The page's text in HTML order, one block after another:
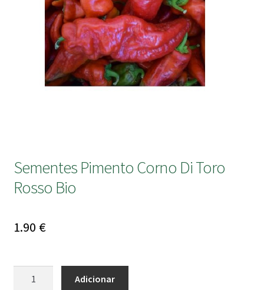
Rega
Sementes Pimento Corno Di Toro
Rosso Bio
1.90 €
Adicionar